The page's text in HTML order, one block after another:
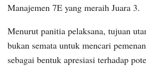
Manajemen 7E yang meraih Juara 3.
Menurut panitia pelaksana, tujuan
bukan semata untuk mencari
sebagai bentuk apresiasi terhadap